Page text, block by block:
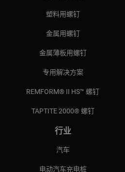
塑料用螺钉
金属用螺钉
金属薄板用螺钉
专用解决方案
REMFORM® II HS™ 螺钉
TAPTITE 2000® 螺钉
行业
汽车
电动汽车充电桩